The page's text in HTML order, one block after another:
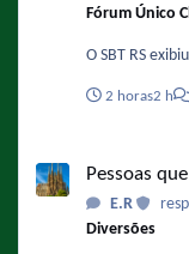
Fórum Único
O SBT RS
2 horas2 h
Pessoas
E.R
Diversões